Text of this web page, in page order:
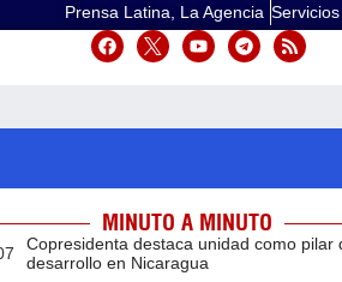
Prensa Latina, La Agencia Servicios
MINUTO A MINUTO
Copresidenta destaca unidad como pilar
desarrollo en Nicaragua